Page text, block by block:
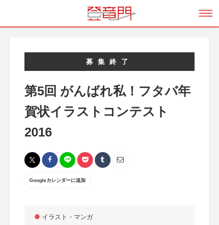
募集終了
第5回 がんばれ私！フタバ年
賀状イラストコンテスト
2016
Googleカレンダーに追加
イラスト・マンガ